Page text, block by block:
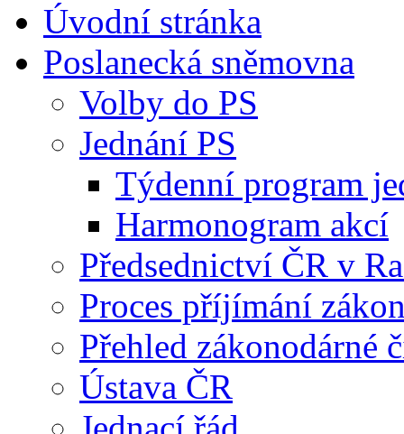
Úvodní stránka
Poslanecká sněmovna
Volby do PS
Jednání PS
Týdenní program
Harmonogram akcí
Předsednictví ČR v
Proces příjímání
Přehled zákonodárné
Ústava ČR